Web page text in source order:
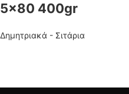
5×80 400gr
Δημητριακά - Σιτάρια